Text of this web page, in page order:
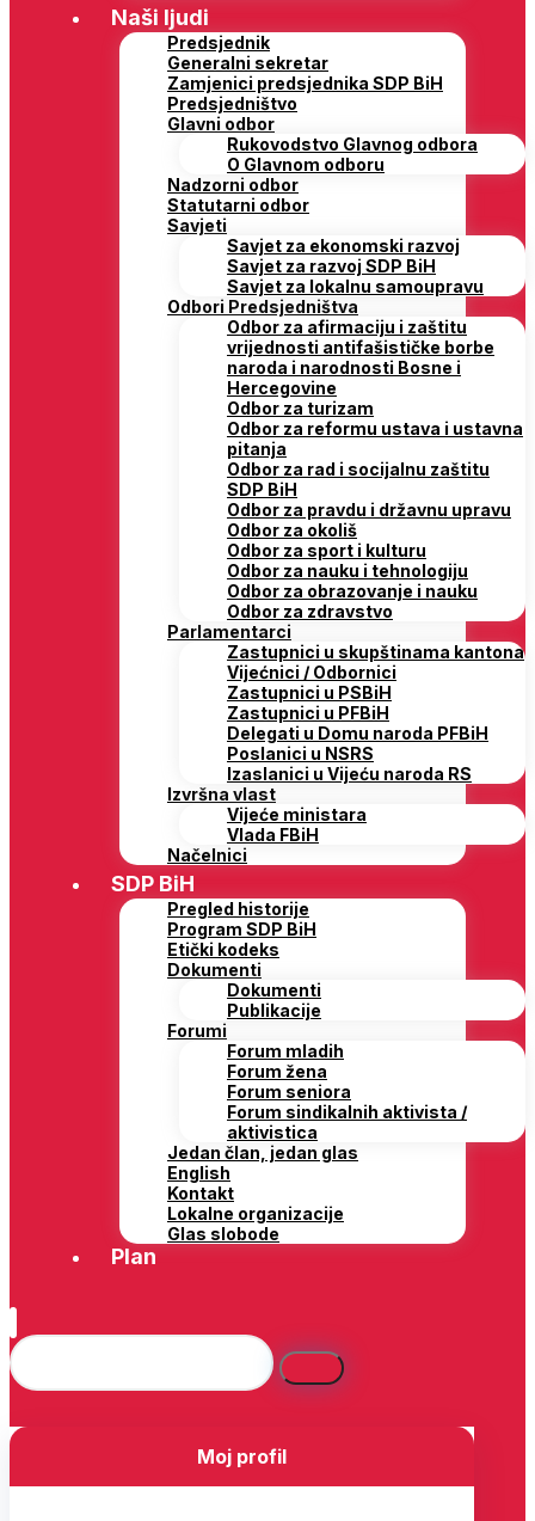
Naši ljudi
Predsjednik
Generalni sekretar
Zamjenici predsjednika SDP BiH
Predsjedništvo
Glavni odbor
Rukovodstvo Glavnog odbora
O Glavnom odboru
Nadzorni odbor
Statutarni odbor
Savjeti
Savjet za ekonomski razvoj
Savjet za razvoj SDP BiH
Savjet za lokalnu samoupravu
Odbori Predsjedništva
Odbor za afirmaciju i zaštitu
vrijednosti antifašističke borbe
naroda i narodnosti Bosne i
Hercegovine
Odbor za turizam
Odbor za reformu ustava i ustavna
pitanja
Odbor za rad i socijalnu zaštitu
SDP BiH
Odbor za pravdu i državnu upravu
Odbor za okoliš
Odbor za sport i kulturu
Odbor za nauku i tehnologiju
Odbor za obrazovanje i nauku
Odbor za zdravstvo
Parlamentarci
Zastupnici u skupštinama kantona
Vijećnici / Odbornici
Zastupnici u PSBiH
Zastupnici u PFBiH
Delegati u Domu naroda PFBiH
Poslanici u NSRS
Izaslanici u Vijeću naroda RS
Izvršna vlast
Vijeće ministara
Vlada FBiH
Načelnici
SDP BiH
Pregled historije
Program SDP BiH
Etički kodeks
Dokumenti
Dokumenti
Publikacije
Forumi
Forum mladih
Forum žena
Forum seniora
Forum sindikalnih aktivista /
aktivistica
Jedan član, jedan glas
English
Kontakt
Lokalne organizacije
Glas slobode
Plan
Moj profil